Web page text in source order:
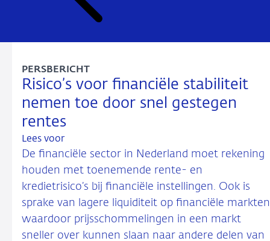
Risico’s voor financiële stabiliteit
nemen toe door snel gestegen
rentes
PERSBERICHT
Lees voor
De financiële sector in Nederland moet rekening
houden met toenemende rente- en
kredietrisico’s bij financiële instellingen. Ook is
sprake van lagere liquiditeit op financiële markten
waardoor prijsschommelingen in een markt
sneller over kunnen slaan naar andere delen van